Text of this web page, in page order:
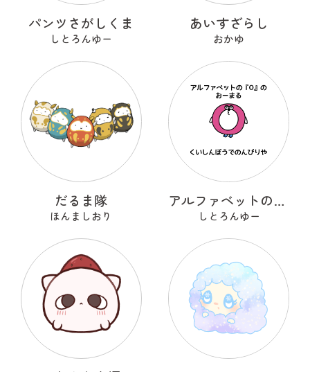
パンツさがしくま
しとろんゆー
あいすざらし
おかゆ
だるま隊
ほんましおり
アルファベットのOのおーまる
しとろんゆー